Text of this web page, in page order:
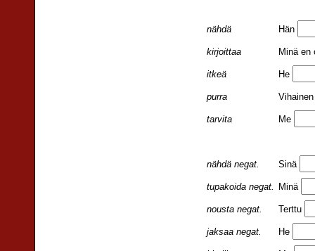
nähdä Hän
kirjoittaa Minä
itkeä He
purra
tarvita Me
nähdä negat. Sinä
tupakoida negat. Minä
nousta negat. Terttu
jaksaa negat. He